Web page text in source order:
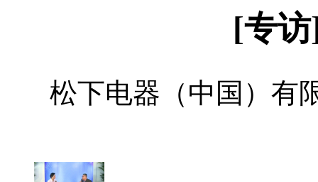
[专
松下电器（中国）有